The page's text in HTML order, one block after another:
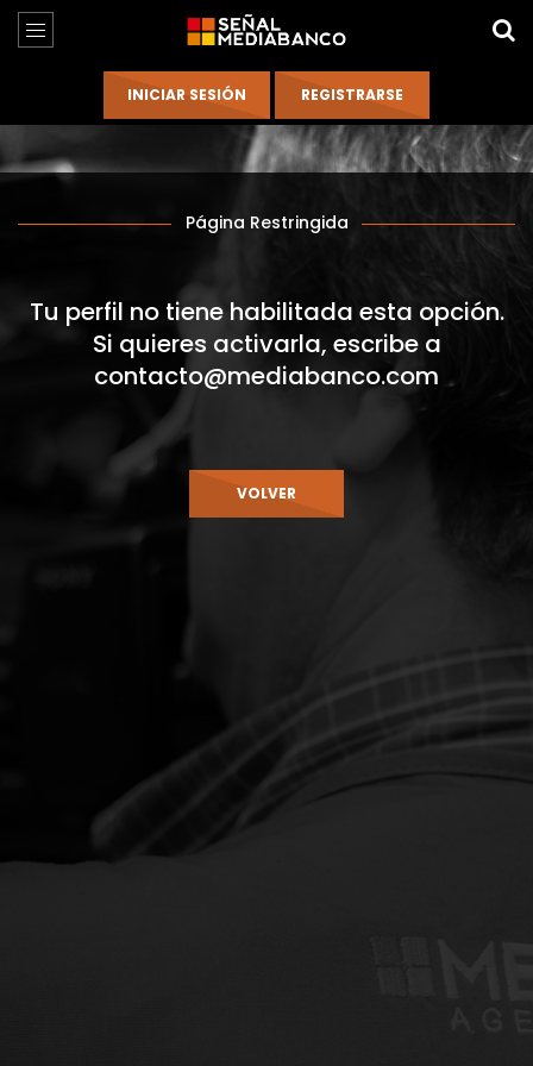
Página Restringida
Tu perfil no tiene habilitada esta opción.
Si quieres activarla, escribe a
contacto@mediabanco.com